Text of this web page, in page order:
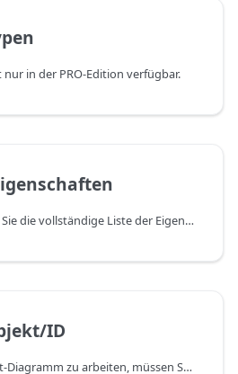
in der PRO-Edition verfügbar.
Auf dieser Seite finden Sie die vollständige Liste der Eigenschaften, die das Aufgabenobjekt enthalten kann.
ID
Um mit Daten im Gantt-Diagramm zu arbeiten, müssen Sie wissen, wie Sie das Objekt oder die ID eines Datenelements erhalten. Erstens nehmen die meisten Methoden das Datenobjekt/die ID als Parameter.